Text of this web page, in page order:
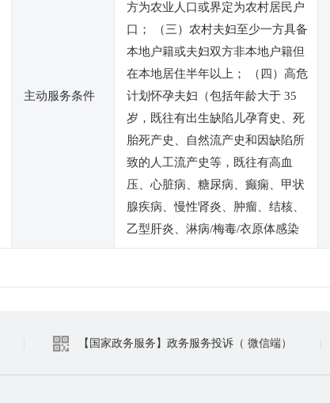
主动服务条件
方为农业人口或界定为农村居民户
口； （三）农村夫妇至少一方具备
本地户籍或夫妇双方非本地户籍但
在本地居住半年以上； （四）高危
计划怀孕夫妇（包括年龄大于 35
岁，既往有出生缺陷儿孕育史、死
胎死产史、自然流产史和因缺陷所
致的人工流产史等，既往有高血
压、心脏病、糖尿病、癫痫、甲状
腺疾病、慢性肾炎、肿瘤、结核、
乙型肝炎、淋病/梅毒/衣原体感染
【国家政务服务】政务服务投诉（ 微信端）